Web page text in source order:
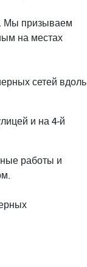
Мы призываем
на местах
сетей вдоль
и на 4-й
работы и